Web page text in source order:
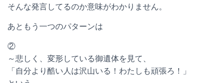
そんな発言してるのか意味がわかりません。
あともう一つのパターンは
②
～悲しく、変形している御遺体を見て、
「自分より酷い人は沢山いる！わたしも頑張ろ！」